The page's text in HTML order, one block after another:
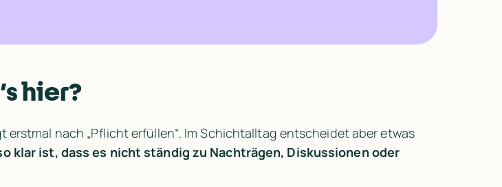
hier?
erstmal nach „Pflicht erfüllen“. Im Schichtalltag entscheidet aber etwas
klar ist, dass es nicht ständig zu Nachträgen, Diskussionen oder